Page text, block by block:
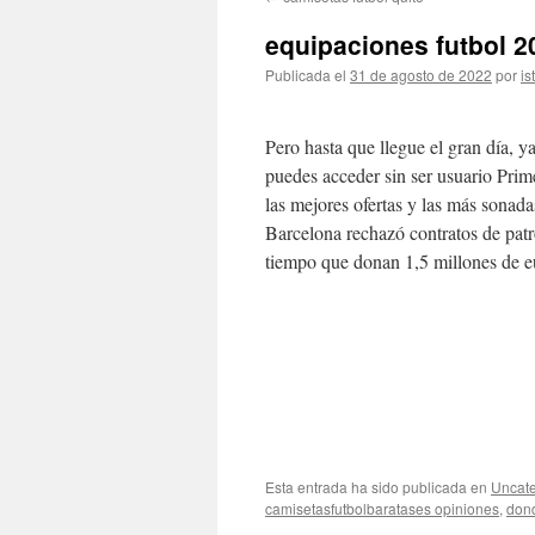
contenido
equipaciones futbol
Publicada el 31 de agosto de 2022 por
Pero hasta que llegue el gran día,
puedes acceder sin ser usuario
las mejores ofertas y las más
Barcelona rechazó contratos de
tiempo que donan 1,5 millones de
Esta entrada ha sido publicada en
camisetasfutbolbaratases opiniones,